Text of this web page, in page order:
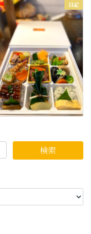
日記